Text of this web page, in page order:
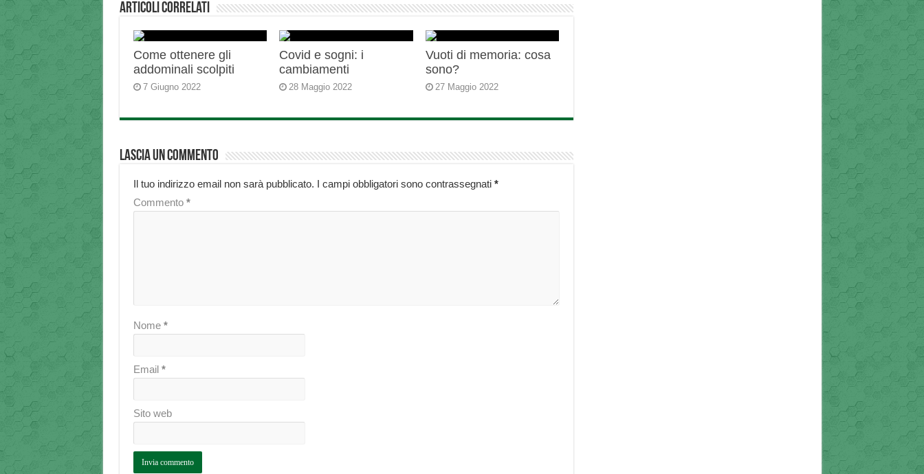
Articoli correlati
Come ottenere gli
addominali scolpiti
7 Giugno 2022
Covid e sogni: i
cambiamenti
28 Maggio 2022
Vuoti di memoria: cosa
sono?
27 Maggio 2022
Lascia un commento
Il tuo indirizzo email non sarà pubblicato. I campi obbligatori sono contrassegnati *
Commento *
Nome *
Email *
Sito web